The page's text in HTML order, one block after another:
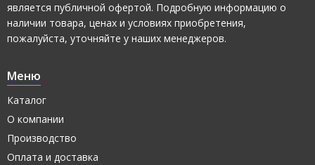
является публичной офертой. Подробную информацию о
наличии товара, ценах и условиях приобретения,
пожалуйста, уточняйте у наших менеджеров.
Меню
Каталог
О компании
Производство
Оплата и доставка